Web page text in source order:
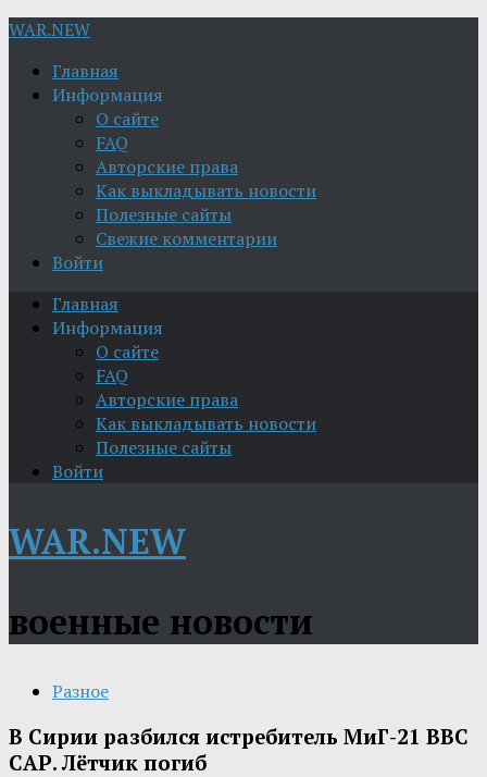
WAR.NEW
Главная
Информация
О сайте
FAQ
Авторские права
Как выкладывать новости
Полезные сайты
Свежие комментарии
Войти
Главная
Информация
О сайте
FAQ
Авторские права
Как выкладывать новости
Полезные сайты
Войти
WAR.NEW
военные новости
Разное
В Сирии разбился истребитель МиГ-21 ВВС
САР. Лётчик погиб